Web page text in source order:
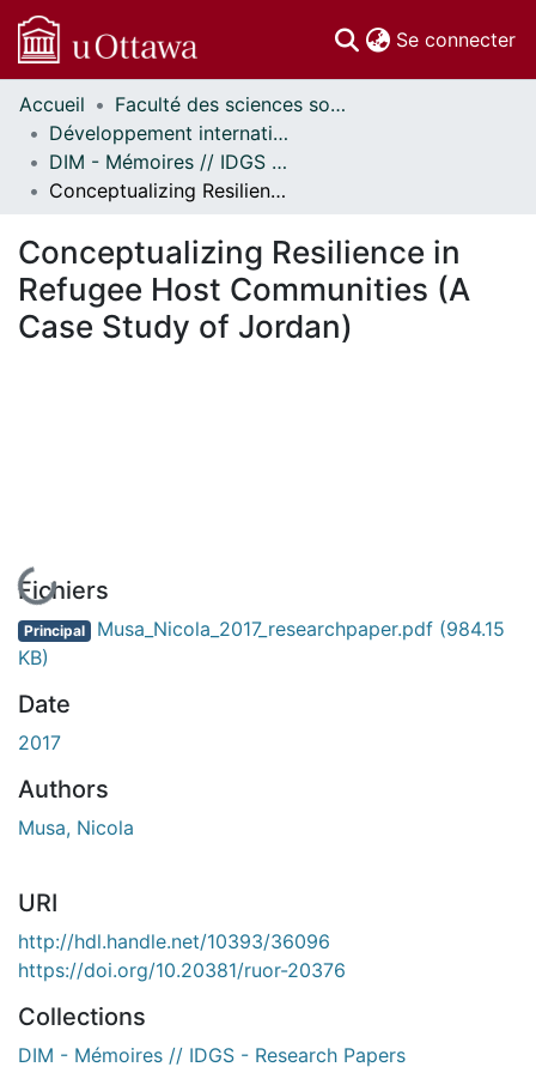
Se connecter
Communautés
et collections
Parcourir
Statistiques
À propos
Accueil
Faculté des sciences sociales // Faculty of Social Sciences
Développement international et mondialisation // International Development and Global Studies
DIM - Mémoires // IDGS - Research Papers
Conceptualizing Resilience in Refugee Host Communities (A Case Study of Jordan)
Conceptualizing Resilience in
Refugee Host Communities (A
Case Study of Jordan)
En cours de chargement...
Fichiers
Principal Musa_Nicola_2017_researchpaper.pdf (984.15
KB)
Date
2017
Authors
Musa, Nicola
URI
http://hdl.handle.net/10393/36096
https://doi.org/10.20381/ruor-20376
Collections
DIM - Mémoires // IDGS - Research Papers